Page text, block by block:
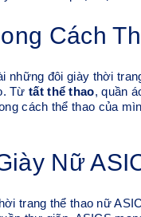
Cách
những đôi giày thời
Từtất thể thao, quần
cách thể thao của
Nữ
trang thể thao nữ